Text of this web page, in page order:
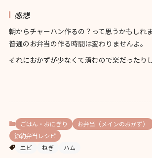
感想
朝からチャーハン作るの？って思うかもしれ
普通のお弁当の作る時間は変わりませんよ。
それにおかずが少なくて済むので楽だったりし
ごはん・おにぎり お弁当（メインのおかず）
節約弁当レシピ
エビ
ねぎ ハム